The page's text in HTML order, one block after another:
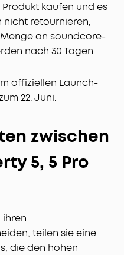
kaufen und es
nicht retournieren,
an soundcore-
nach 30 Tagen
offiziellen Launch-
22. Juni.
zwischen
5, 5 Pro
teilen sie eine
die den hohen